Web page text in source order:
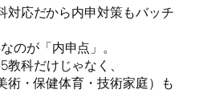
対応だから内申対策もバッチ
のが「内申点」。
科だけじゃなく、
術・保健体育・技術家庭）も